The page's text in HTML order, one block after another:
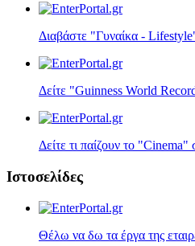
Διαβάστε "Γυναίκα -
Δείτε "Guinness World
Δείτε τι παίζουν τo
Ιστοσελίδες
Θέλω να δω τα έργα της